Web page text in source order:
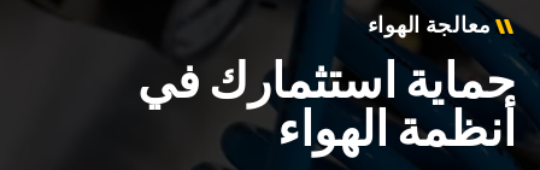
معالجة الهواء
حماية استثمارك في
أنظمة الهواء